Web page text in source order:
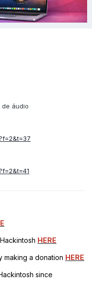
áudio
HERE
making a donation HERE
since